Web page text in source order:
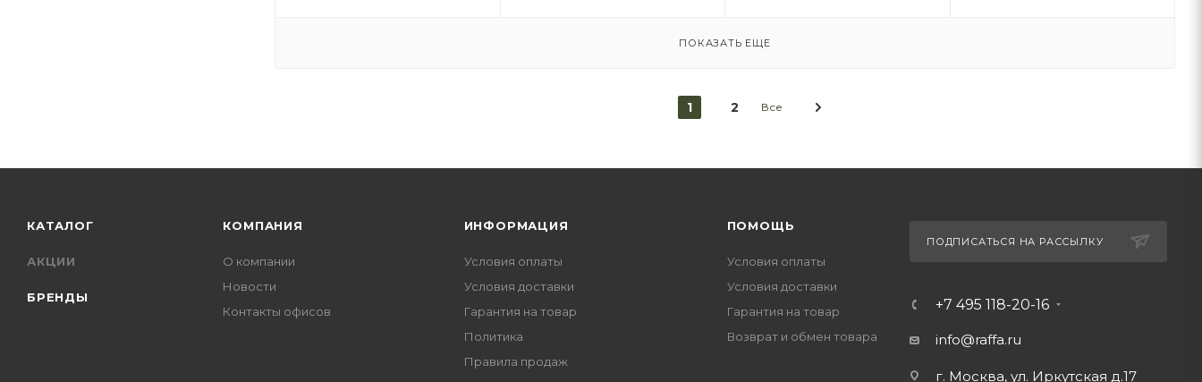
ПОКАЗАТЬ ЕЩЕ
1 2 Все
КАТАЛОГ
АКЦИИ
БРЕНДЫ
КОМПАНИЯ
О компании
Новости
Контакты офисов
ИНФОРМАЦИЯ
Условия оплаты
Условия доставки
Гарантия на товар
Политика
Правила продаж
ПОМОЩЬ
Условия оплаты
Условия доставки
Гарантия на товар
Возврат и обмен товара
ПОДПИСАТЬСЯ НА РАССЫЛКУ
+7 495 118-20-16
info@raffa.ru
г. Москва, ул. Иркутская д.17